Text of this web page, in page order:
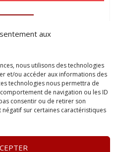
aux
nous utilisons des technologies
et/ou accéder aux informations des
technologies nous permettra de
de navigation ou les ID
consentir ou de retirer son
sur certaines caractéristiques